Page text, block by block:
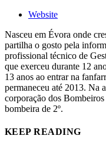
Website
Nasceu em Évora onde
partilha o gosto pela
profissional técnico de
que exerceu durante 12
13 anos ao entrar na
permaneceu até 2013. Na
corporação dos
bombeira de 2º.
KEEP READING